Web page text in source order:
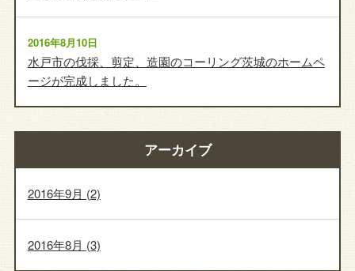
2016年8月10日
水戸市の伐採、剪定、造園のコーリング茨城のホームペ
ージが完成しました。
アーカイブ
2016年9月 (2)
2016年8月 (3)